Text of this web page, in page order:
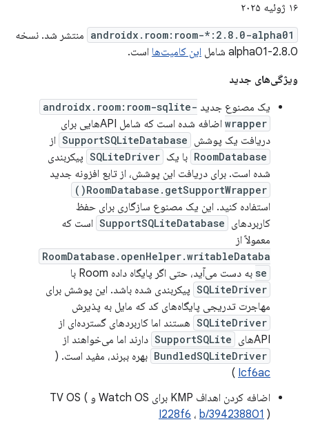
۱۶ ژوئیه ۲۰۲۵
androidx.room:room-*:2.8.0-alpha01 منتشر شد. نسخه
2.8.0-alpha01 شامل
این کامیت‌ها است.
ویژگی‌های جدید
یک مصنوع جدید androidx.room:room-sqlite-
wrapper
اضافه شده است که شامل APIهایی برای
دریافت یک پوشش SupportSQLiteDatabase از
RoomDatabase با یک SQLiteDriver پیکربندی
شده است. برای دریافت این پوشش، از تابع افزونه جدید
RoomDatabase.getSupportWrapper()
استفاده کنید. این یک مصنوع سازگاری برای حفظ
کاربردهای SupportSQLiteDatabase است که
معمولاً از
RoomDatabase.openHelper.writableDataba
se به دست می‌آید، حتی اگر پایگاه داده Room با
SQLiteDriver پیکربندی شده باشد. این پوشش برای
مهاجرت تدریجی پایگاه‌های کد که مایل به پذیرش
SQLiteDriver هستند اما کاربردهای گسترده‌ای از
APIهای
SupportSQLite دارند اما می‌خواهند از
BundledSQLiteDriver بهره ببرند، مفید است. (
Icf6ac
)
اضافه کردن اهداف KMP برای Watch OS و TV OS (
I228f6 ، b/394238801 )